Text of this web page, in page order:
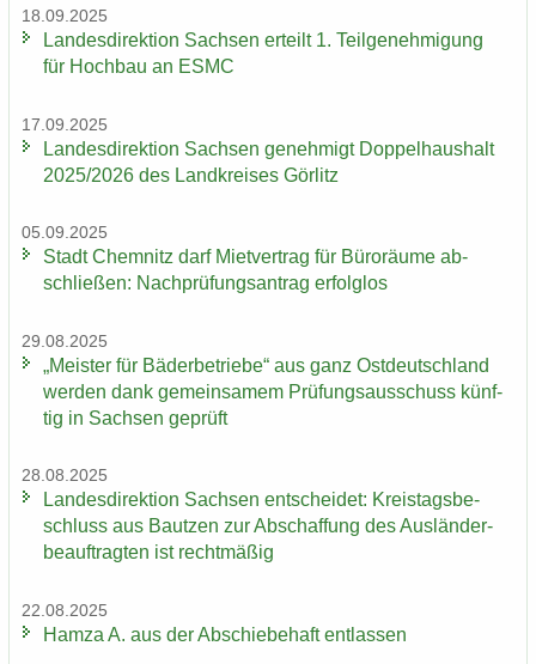
18.09.2025
Lan­des­di­rek­ti­on Sach­sen er­teilt 1. Teil­ge­neh­mi­gung
für Hoch­bau an ESMC
17.09.2025
Lan­des­di­rek­ti­on Sach­sen ge­neh­migt Dop­pel­haus­halt
2025/2026 des Land­krei­ses Gör­litz
05.09.2025
Stadt Chem­nitz darf Miet­ver­trag für Bü­ro­räu­me ab­
schlie­ßen: Nach­prü­fungs­an­trag er­folg­los
29.08.2025
„Meis­ter für Bä­der­be­trie­be“ aus ganz Ost­deutsch­land
wer­den dank ge­mein­sa­mem Prü­fungs­aus­schuss künf­
tig in Sach­sen ge­prüft
28.08.2025
Lan­des­di­rek­ti­on Sach­sen ent­schei­det: Kreis­tags­be­
schluss aus Baut­zen zur Ab­schaf­fung des Aus­län­der­
be­auf­trag­ten ist recht­mä­ßig
22.08.2025
Hamza A. aus der Ab­schie­be­haft ent­las­sen